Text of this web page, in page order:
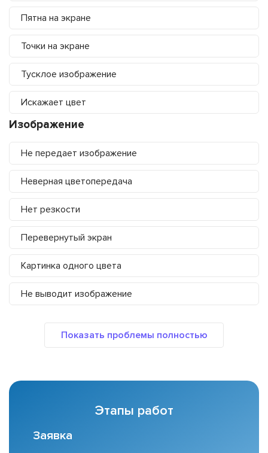
Пятна на экране
Точки на экране
Тусклое изображение
Искажает цвет
Изображение
Не передает изображение
Неверная цветопередача
Нет резкости
Перевернутый экран
Картинка одного цвета
Не выводит изображение
Этапы работ
Заявка